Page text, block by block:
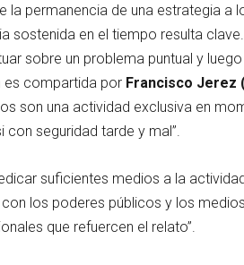
permanencia de una estrategia a
sostenida en el tiempo resulta
sobre un problema puntual y
es compartida por Francisco Jerez
son una actividad exclusiva en
seguridad tarde y mal”.
suficientes medios a la
los poderes públicos y los
que refuercen el relato”.